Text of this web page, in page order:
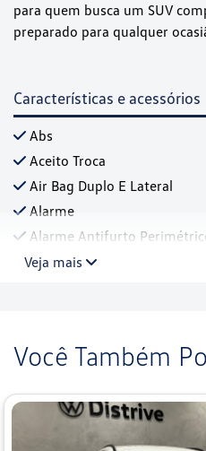
para quem busca um SUV
preparado para qualquer
Características e acessórios
Abs
Aceito Troca
Air Bag Duplo E Lateral
Alarme
Alarme Antifurto
Veja mais
Você Também